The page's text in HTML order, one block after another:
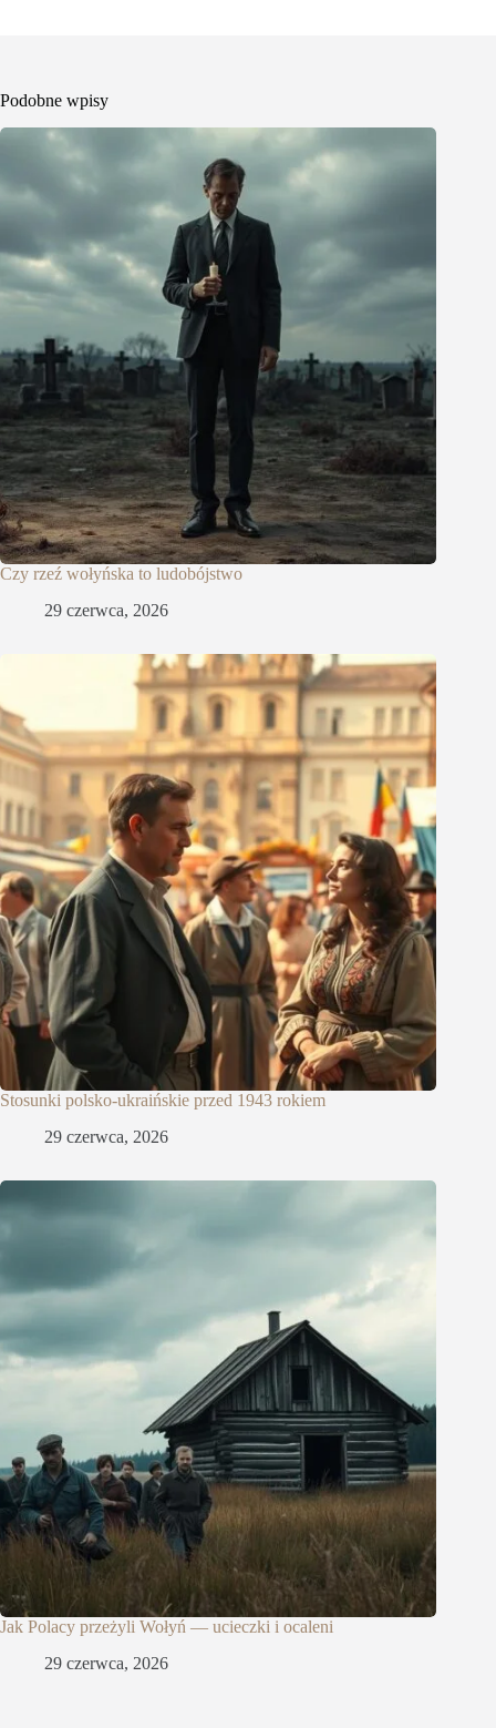
Podobne wpisy
Czy rzeź wołyńska to ludobójstwo
29 czerwca, 2026
Stosunki polsko-ukraińskie przed 1943 rokiem
29 czerwca, 2026
Jak Polacy przeżyli Wołyń — ucieczki i ocaleni
29 czerwca, 2026